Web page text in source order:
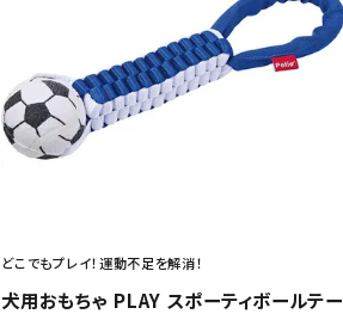
どこでもプレイ！運動不足を解消！
犬用おもちゃ PLAY スポーティボールテー